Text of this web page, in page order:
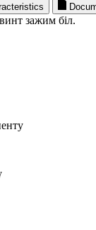
зажим біл.